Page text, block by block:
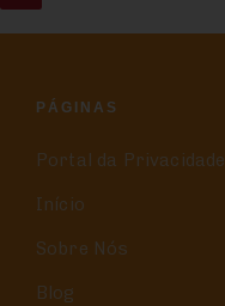
PÁGINAS
Portal da Privacidade
Início
Sobre Nós
Blog